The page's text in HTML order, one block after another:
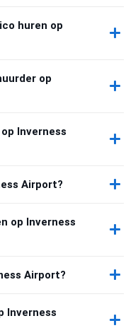
huren op
op
Inverness
Airport?
op Inverness
Airport?
Inverness